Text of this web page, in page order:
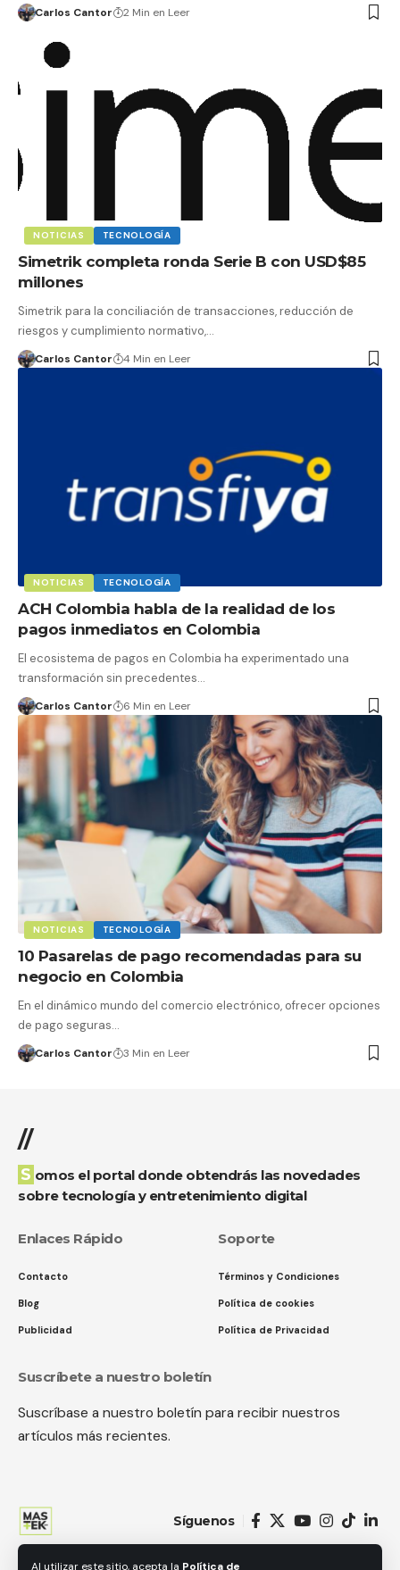
Al utilizar este sitio, acepta la Política de
Carlos Cantor 2 Min en Leer
NOTICIAS TECNOLOGÍA
Simetrik completa ronda Serie B con USD$85
millones
Simetrik para la conciliación de transacciones, reducción de
riesgos y cumplimiento normativo,…
Carlos Cantor 4 Min en Leer
NOTICIAS TECNOLOGÍA
ACH Colombia habla de la realidad de los
pagos inmediatos en Colombia
El ecosistema de pagos en Colombia ha experimentado una
transformación sin precedentes…
Carlos Cantor 6 Min en Leer
NOTICIAS TECNOLOGÍA
10 Pasarelas de pago recomendadas para su
negocio en Colombia
En el dinámico mundo del comercio electrónico, ofrecer opciones
de pago seguras…
Carlos Cantor 3 Min en Leer
//
Somos el portal donde obtendrás las novedades
sobre tecnología y entretenimiento digital
Enlaces Rápido
Contacto
Blog
Publicidad
Soporte
Términos y Condiciones
Política de cookies
Política de Privacidad
Suscríbete a nuestro boletín
Suscríbase a nuestro boletín para recibir nuestros
artículos más recientes.
Síguenos